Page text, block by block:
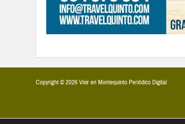
Copyright © 2026 Vivir en Montequinto Periódico Digital